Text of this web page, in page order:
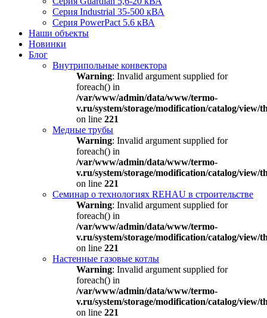
Серия Industrial 35-500 кВА
Серия PowerPact 5.6 кВА
Наши объекты
Новинки
Блог
Внутрипольные конвектора
Warning: Invalid argument supplied for
foreach() in
/var/www/admin/data/www/termo-
v.ru/system/storage/modification/catalog/view/
on line 221
Медные трубы
Warning: Invalid argument supplied for
foreach() in
/var/www/admin/data/www/termo-
v.ru/system/storage/modification/catalog/view/
on line 221
Семинар о технологиях REHAU в строительстве
Warning: Invalid argument supplied for
foreach() in
/var/www/admin/data/www/termo-
v.ru/system/storage/modification/catalog/view/
on line 221
Настенные газовые котлы
Warning: Invalid argument supplied for
foreach() in
/var/www/admin/data/www/termo-
v.ru/system/storage/modification/catalog/view/
on line 221